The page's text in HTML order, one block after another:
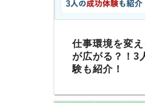
仕事環境を変
が広がる？！3
験も紹介！